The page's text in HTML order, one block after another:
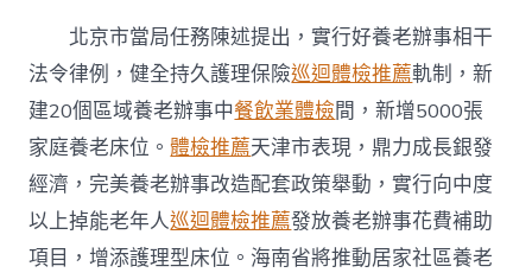
北京市當局任務陳述提出，實行好養老辦事相干
法令律例，健全持久護理保險巡迴體檢推薦軌制，新
建20個區域養老辦事中餐飲業體檢間，新增5000張
家庭養老床位。體檢推薦天津市表現，鼎力成長銀發
經濟，完美養老辦事改造配套政策舉動，實行向中度
以上掉能老年人巡迴體檢推薦發放養老辦事花費補助
項目，增添護理型床位。海南省將推動居家社區養老